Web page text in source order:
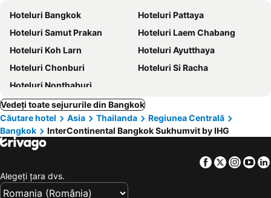
Hoteluri Bangkok
Hoteluri Pattaya
Hoteluri Samut Prakan
Hoteluri Laem Chabang
Hoteluri Koh Larn
Hoteluri Ayutthaya
Hoteluri Chonburi
Hoteluri Si Racha
Hoteluri Nonthaburi
Vedeți toate sejururile din Bangkok
Căutare hotel
Asia Thailanda
Regiunea Centrală
Bangkok
InterContinental Bangkok Sukhumvit by IHG
Facebook
Twitter
Alegeţi ţara dvs.